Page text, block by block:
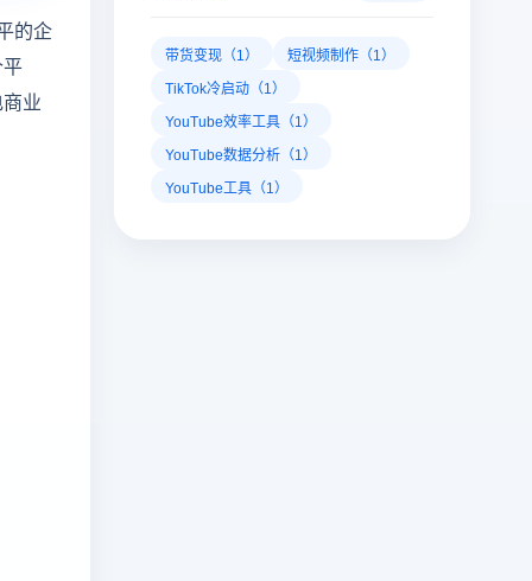
的企
业
带货变现（1）
短视频制作（1）
TikTok冷启动（1）
YouTube效率工具（1）
YouTube数据分析（1）
YouTube工具（1）